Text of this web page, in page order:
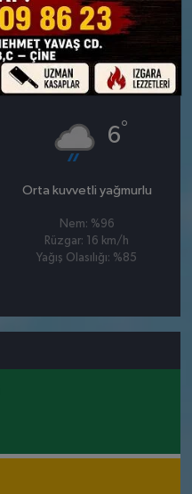
29 MART
PAZAR
6°
Orta kuvvetli yağmurlu
Nem: %96
Rüzgar: 16 km/h
Yağış Olasılığı: %85